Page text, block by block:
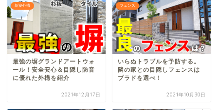
新築外構
最強の塀グランドアートウォ
ール！安全安心＆目隠し防音
に優れた外構を紹介
2021年12月17日
フェンス
いらぬトラブルを予防する。
隣の家との目隠しフェンスは
プラドを選べ！
2021年10月30日